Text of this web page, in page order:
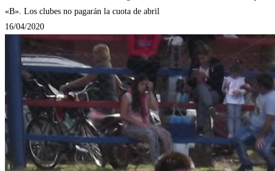
«B». Los clubes no pagarán la cuota de abril
16/04/2020